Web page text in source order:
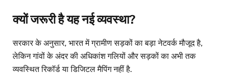
क्यों जरूरी है यह नई व्यवस्था?
सरकार के अनुसार, भारत में ग्रामीण सड़कों का बड़ा नेटवर्क मौजूद है,
लेकिन गांवों के अंदर की अधिकांश गलियों और सड़कों का अभी तक
व्यवस्थित रिकॉर्ड या डिजिटल मैपिंग नहीं है.